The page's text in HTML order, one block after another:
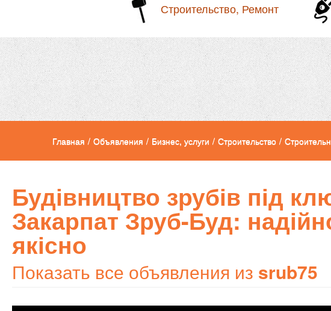
Строительство, Ремонт
Главная / Объявления / Бизнес, услуги / Строительство /
Будівництво зрубів під
Закарпат Зруб-Буд:
якісно
Показать все объявления из srub75